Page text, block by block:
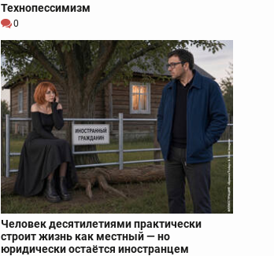
Технопессимизм
0
Человек десятилетиями практически
строит жизнь как местный — но
юридически остаётся иностранцем